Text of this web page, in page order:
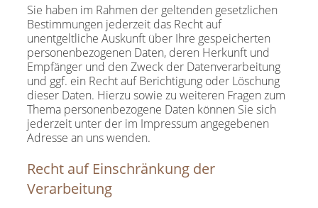
Sie haben im Rahmen der geltenden gesetzlichen
Bestimmungen jederzeit das Recht auf
unentgeltliche Auskunft über Ihre gespeicherten
personenbezogenen Daten, deren Herkunft und
Empfänger und den Zweck der Datenverarbeitung
und ggf. ein Recht auf Berichtigung oder Löschung
dieser Daten. Hierzu sowie zu weiteren Fragen zum
Thema personenbezogene Daten können Sie sich
jederzeit unter der im Impressum angegebenen
Adresse an uns wenden.
Recht auf Einschränkung der
Verarbeitung